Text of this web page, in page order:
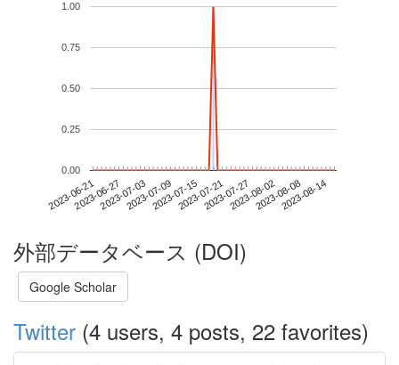
2023-06-212023-06-272023-07-032023-07-092023-07-152023-07-212023-07-272023-08-022023-08-082023-08-14
0.00
0.25
0.50
0.75
1.00
外部データベース (DOI)
Google Scholar
Twitter (4 users, 4 posts, 22 favorites)